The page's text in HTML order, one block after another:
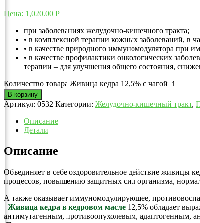
Цена: 1,020.00 Р
при заболеваниях желудочно-кишечного тракта;
• в комплексной терапии кожных заболеваний, в
• в качестве природного иммуномодулятора при
• в качестве профилактики онкологических
терапии – для улучшения общего состояния,
Количество товара Живица кедра 12,5% с чагой
В корзину
Артикул: 0532 Категории: Желудочно-кишечный тракт,
Описание
Детали
Описание
Объединяет в себе оздоровительное действие живицы
процессов, повышению защитных сил организма,
А также оказывает иммуномодулирующее,
Живица кедра в кедровом масле 12,5% обладает
антимутагенным, противоопухолевым, адаптогенным,